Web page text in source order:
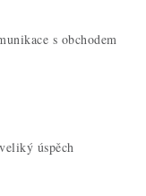
s obchodem
úspěch